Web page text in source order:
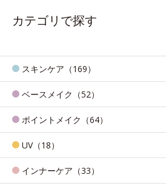
カテゴリで探す
スキンケア（169）
ベースメイク（52）
ポイントメイク（64）
UV（18）
インナーケア（33）